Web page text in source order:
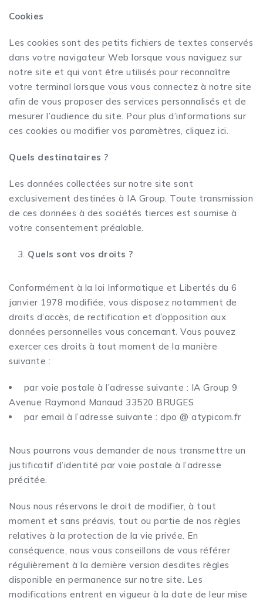
Cookies
Les cookies sont des petits fichiers de textes conservés
dans votre navigateur Web lorsque vous naviguez sur
notre site et qui vont être utilisés pour reconnaître
votre terminal lorsque vous vous connectez à notre site
afin de vous proposer des services personnalisés et de
mesurer l’audience du site. Pour plus d’informations sur
ces cookies ou modifier vos paramètres, cliquez ici.
Quels destinataires ?
Les données collectées sur notre site sont
exclusivement destinées à IA Group. Toute transmission
de ces données à des sociétés tierces est soumise à
votre consentement préalable.
Quels sont vos droits ?
Conformément à la loi Informatique et Libertés du 6
janvier 1978 modifiée, vous disposez notamment de
droits d’accès, de rectification et d’opposition aux
données personnelles vous concernant. Vous pouvez
exercer ces droits à tout moment de la manière
suivante :
par voie postale à l’adresse suivante : IA Group 9
Avenue Raymond Manaud 33520 BRUGES
par email à l’adresse suivante : dpo @ atypicom.fr
Nous pourrons vous demander de nous transmettre un
justificatif d’identité par voie postale à l’adresse
précitée.
Nous nous réservons le droit de modifier, à tout
moment et sans préavis, tout ou partie de nos règles
relatives à la protection de la vie privée. En
conséquence, nous vous conseillons de vous référer
régulièrement à la dernière version desdites règles
disponible en permanence sur notre site. Les
modifications entrent en vigueur à la date de leur mise